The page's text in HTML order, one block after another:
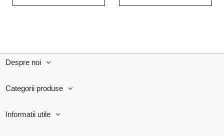
Despre noi
Categorii produse
Informatii utile